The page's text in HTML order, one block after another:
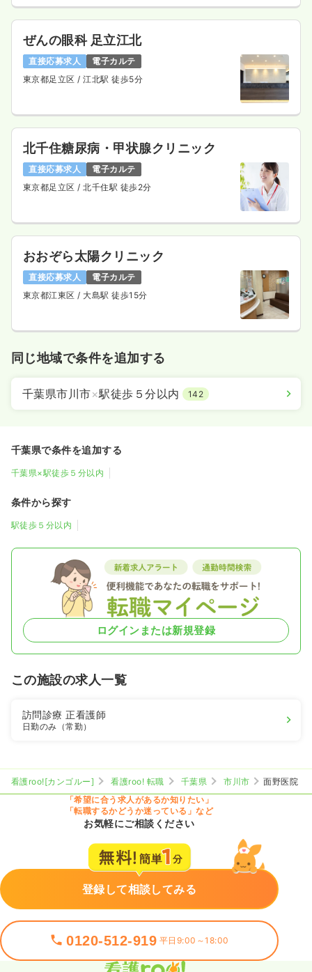
ぜんの眼科 足立江北
直接応募求人
電子カルテ
東京都足立区/ 江北駅 徒歩5分
北千住糖尿病・甲状腺クリニック
直接応募求人
電子カルテ
東京都足立区/ 北千住駅 徒歩2分
おおぞら太陽クリニック
直接応募求人
電子カルテ
東京都江東区/ 大島駅 徒歩15分
同じ地域で条件を追加する
千葉県市川市×駅徒歩５分以内 142
千葉県で条件を追加する
千葉県×駅徒歩５分以内
条件から探す
駅徒歩５分以内
ログインまたは新規登録
この施設の求人一覧
訪問診療正看護師
日勤のみ（常勤）
看護roo![カンゴルー] 看護roo! 転職 千葉県 市川市
面野医院
「希望に合う求人があるか知りたい」
「転職するかどうか迷っている」など
お気軽にご相談ください
登録して相談してみる
0120-512-919 平日9:00～18:00